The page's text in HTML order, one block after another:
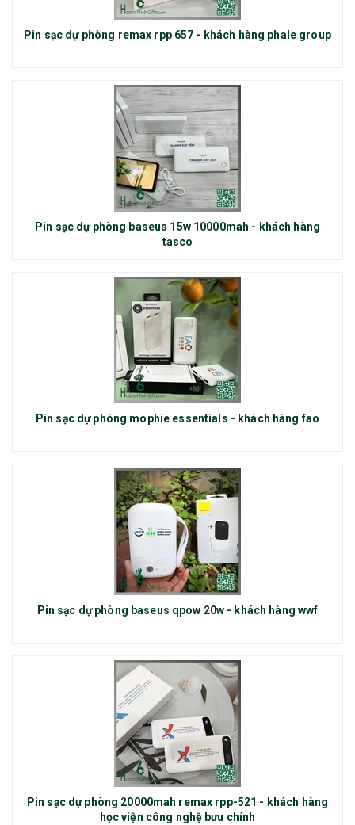
Pin sạc dự phòng remax rpp 657 - khách hàng phale group
Pin sạc dự phòng baseus 15w 10000mah - khách hàng
tasco
Pin sạc dự phòng mophie essentials - khách hàng fao
Pin sạc dự phòng baseus qpow 20w - khách hàng wwf
Pin sạc dự phòng 20000mah remax rpp-521 - khách hàng
học viện công nghệ bưu chính